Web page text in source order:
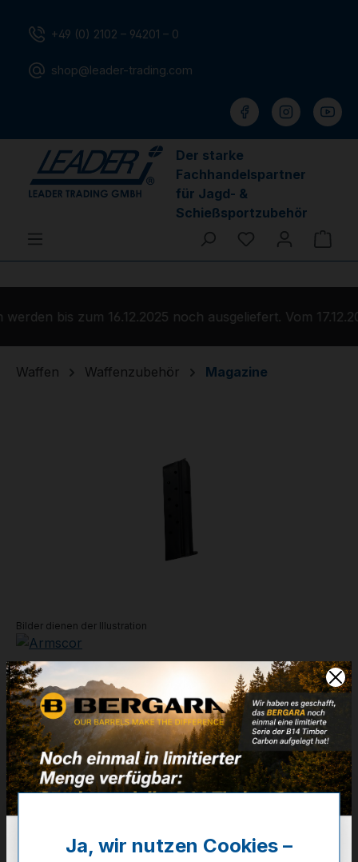
+49 (0) 2102 – 94201 – 0
shop@leader-trading.com
Der starke
Fachhandelspartner
für Jagd- &
Schießsportzubehör
Du hast 0
bis zum 16.12.2025 noch ausgeliefert. Vom
Waffen Waffenzubehör Magazine
Bilder dienen der Illustration
1911 A1 - Magazin
9mm Luger
Artikelnummer:26-02515
56,00 €
Ja, wir nutzen Cookies –